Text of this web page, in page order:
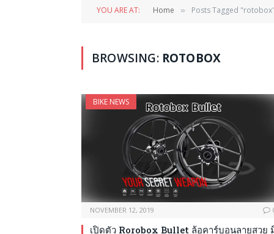
YOU ARE AT: Home » Posts Tagged
BROWSING: ROTOBOX
BIKE NEWS
NOVEMBER 12, 2019
เปิดตัว Rorobox Bullet ล้อคาร์บอนลายสวย